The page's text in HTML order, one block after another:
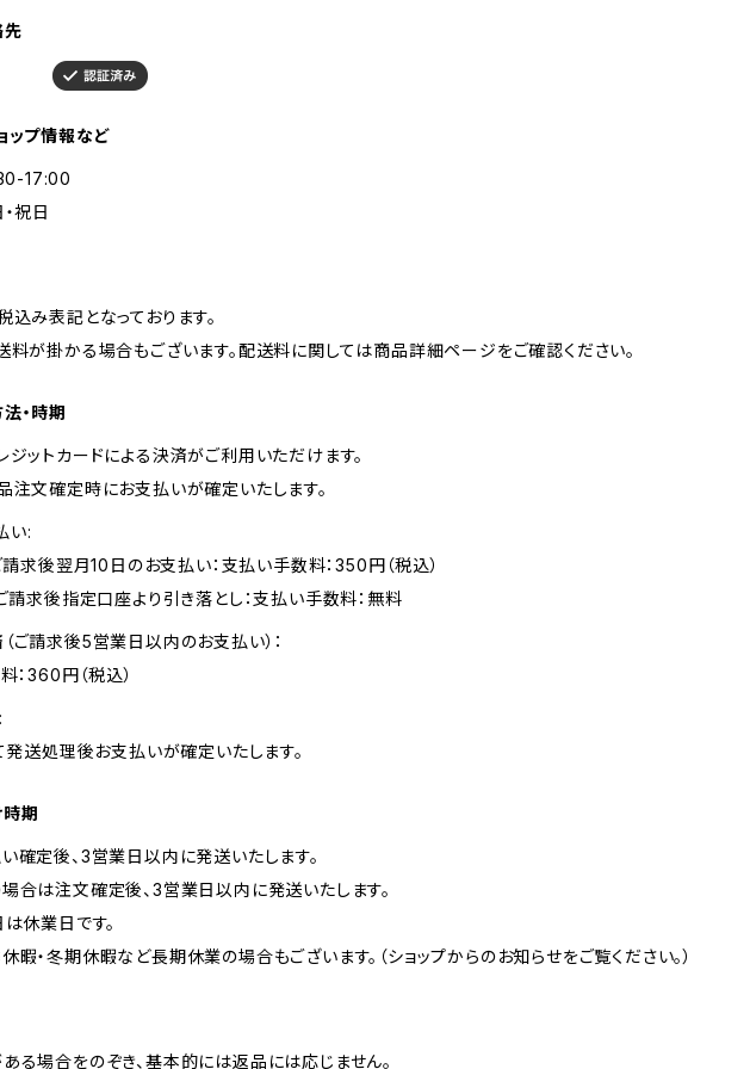
先
ップ情報など
17:00
祝日
込み表記となっております。
料が掛かる場合もございます。配送料に関しては商品詳細ページをご確認ください。
・時期
ジットカードによる決済がご利用いただけます。
注文確定時にお支払いが確定いたします。
い:
請求後翌月10日のお支払い：支払い手数料：350円（税込）
請求後指定口座より引き落とし：支払い手数料：無料
ご請求後5営業日以内のお支払い）：
：360円（税込）
発送処理後お支払いが確定いたします。
期
確定後、3営業日以内に発送いたします。
合は注文確定後、3営業日以内に発送いたします。
休業日です。
・冬期休暇など長期休業の場合もございます。（ショップからのお知らせをご覧ください。）
る場合をのぞき、基本的には返品には応じません。